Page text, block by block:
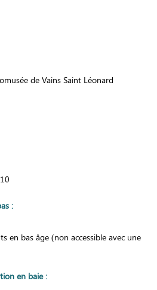
de Vains Saint Léonard
10
:
en bas âge (non accessible avec une
en baie: